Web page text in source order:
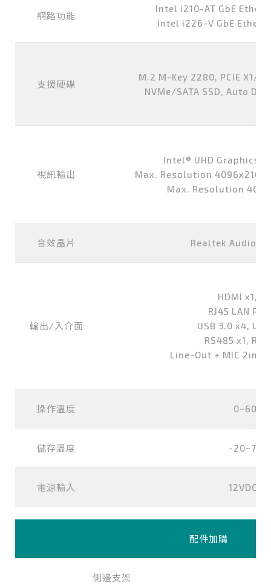
網路功能
Intel i210-AT GbE
Intel i226-V GbE
支援硬碟
M.2 M-Key 2280, PCIE X1/
NVMe/SATA SSD, Auto
視訊輸出
Intel® UHD Graphics
Max. Resolution 4096x2160
Max. Resolution
音效晶片 Realtek Audio
輸出/入介面
HDMI
RJ45 LAN
USB 3.0 x4,
RS485 x1,
Line-Out + MIC 2in1
操作溫度 0~60℃
儲存溫度 -20~75℃
電源輸入 12VDC-in
配件加購
側邊支架